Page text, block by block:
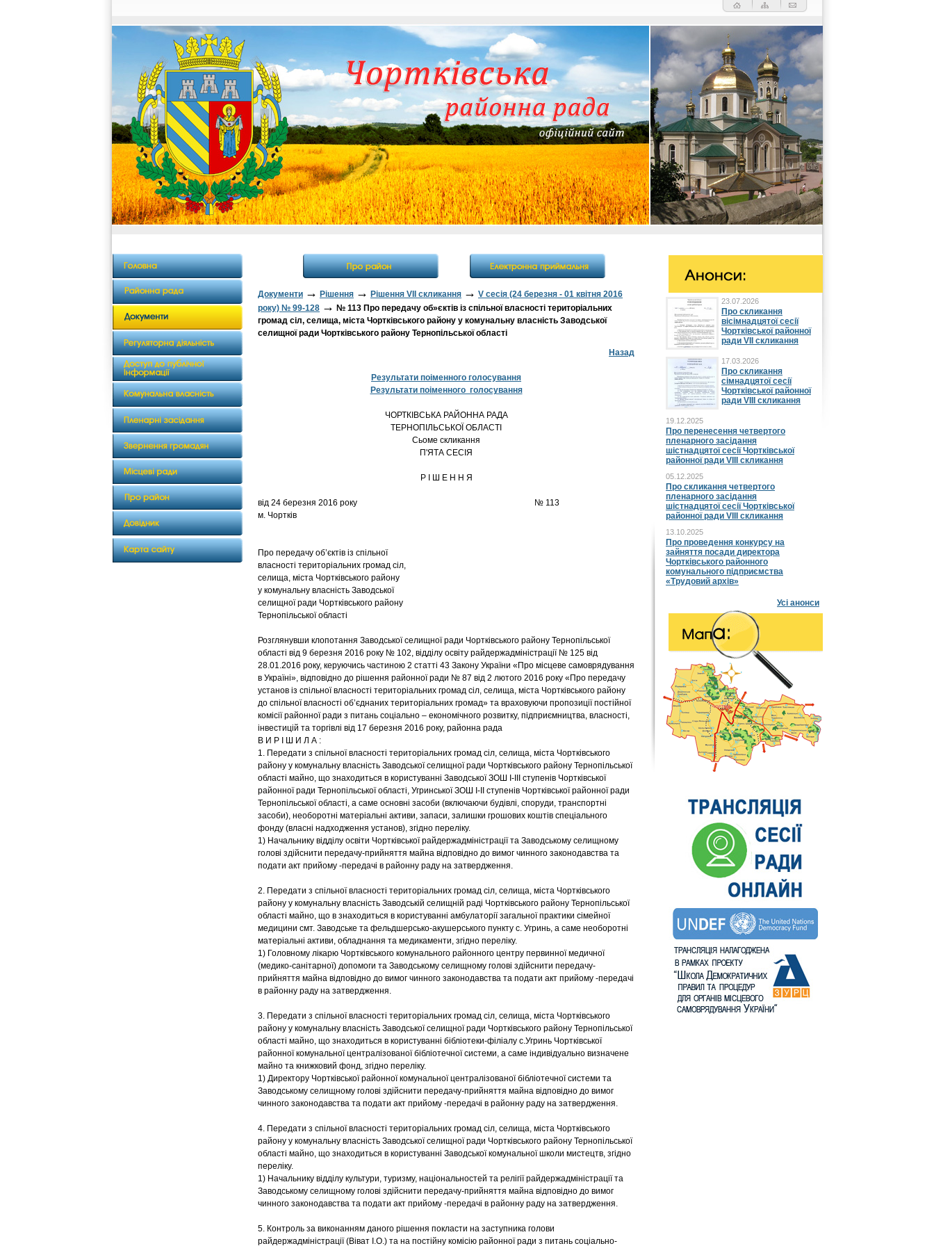
Документи → Рішення → Рішення VII скликання → V сесія (24 березня - 01 квітня 2016
року) № 99-128 → № 113 Про передачу об»єктів із спільної власності територіальних
громад сіл, селища, міста Чортківського району у комунальну власність Заводської
селищної ради Чортківського району Тернопільської області
Назад
Результати поіменного голосування
Результати поіменного голосування
ЧОРТКІВСЬКА РАЙОННА РАДА
ТЕРНОПІЛЬСЬКОЇ ОБЛАСТІ
Сьоме скликання
П'ЯТА СЕСІЯ
Р І Ш Е Н Н Я
від 24 березня 2016 року № 113
м. Чортків
Про передачу об’єктів із спільної
власності територіальних громад сіл,
селища, міста Чортківського району
у комунальну власність Заводської
селищної ради Чортківського району
Тернопільської області
Розглянувши клопотання Заводської селищної ради Чортківського району Тернопільської
області від 9 березня 2016 року № 102, відділу освіту райдержадміністрації № 125 від
28.01.2016 року, керуючись частиною 2 статті 43 Закону України «Про місцеве самоврядування
в Україні», відповідно до рішення районної ради № 87 від 2 лютого 2016 року «Про передачу
установ із спільної власності територіальних громад сіл, селища, міста Чортківського району
до спільної власності об’єднаних територіальних громад» та враховуючи пропозиції постійної
комісії районної ради з питань соціально – економічного розвитку, підприємництва, власності,
інвестицій та торгівлі від 17 березня 2016 року, районна рада
В И Р І Ш И Л А :
1. Передати з спільної власності територіальних громад сіл, селища, міста Чортківського
району у комунальну власність Заводської селищної ради Чортківського району Тернопільської
області майно, що знаходиться в користуванні Заводської ЗОШ I-III ступенів Чортківської
районної ради Тернопільської області, Угринської ЗОШ I-II ступенів Чортківської районної ради
Тернопільської області, а саме основні засоби (включаючи будівлі, споруди, транспортні
засоби), необоротні матеріальні активи, запаси, залишки грошових коштів спеціального
фонду (власні надходження установ), згідно переліку.
1) Начальнику відділу освіти Чортківської райдержадміністрації та Заводському селищному
голові здійснити передачу-прийняття майна відповідно до вимог чинного законодавства та
подати акт прийому -передачі в районну раду на затвердження.
2. Передати з спільної власності територіальних громад сіл, селища, міста Чортківського
району у комунальну власність Заводській селищній раді Чортківського району Тернопільської
області майно, що в знаходиться в користуванні амбулаторії загальної практики сімейної
медицини смт. Заводське та фельдшерсько-акушерського пункту с. Угринь, а саме необоротні
матеріальні активи, обладнання та медикаменти, згідно переліку.
1) Головному лікарю Чортківського комунального районного центру первинної медичної
(медико-санітарної) допомоги та Заводському селищному голові здійснити передачу-
прийняття майна відповідно до вимог чинного законодавства та подати акт прийому -передачі
в районну раду на затвердження.
3. Передати з спільної власності територіальних громад сіл, селища, міста Чортківського
району у комунальну власність Заводської селищної ради Чортківського району Тернопільської
області майно, що знаходиться в користуванні бібліотеки-філіалу с.Угринь Чортківської
районної комунальної централізованої бібліотечної системи, а саме індивідуально визначене
майно та книжковий фонд, згідно переліку.
1) Директору Чортківської районної комунальної централізованої бібліотечної системи та
Заводському селищному голові здійснити передачу-прийняття майна відповідно до вимог
чинного законодавства та подати акт прийому -передачі в районну раду на затвердження.
4. Передати з спільної власності територіальних громад сіл, селища, міста Чортківського
району у комунальну власність Заводської селищної ради Чортківського району Тернопільської
області майно, що знаходиться в користуванні Заводської комунальної школи мистецтв, згідно
переліку.
1) Начальнику відділу культури, туризму, національностей та релігії райдержадміністрації та
Заводському селищному голові здійснити передачу-прийняття майна відповідно до вимог
чинного законодавства та подати акт прийому -передачі в районну раду на затвердження.
5. Контроль за виконанням даного рішення покласти на заступника голови
райдержадміністрації (Віват І.О.) та на постійну комісію районної ради з питань соціально-
23.07.2026
Про скликання
вісімнадцятої сесії
Чортківської районної
ради VII скликання
17.03.2026
Про скликання
сімнадцятої сесії
Чортківської районної
ради VIII скликання
19.12.2025
Про перенесення четвертого
пленарного засідання
шістнадцятої сесії Чортківської
районної ради VIII скликання
05.12.2025
Про скликання четвертого
пленарного засідання
шістнадцятої сесії Чортківської
районної ради VIII скликання
13.10.2025
Про проведення конкурсу на
зайняття посади директора
Чортківського районного
комунального підприємства
«Трудовий архів»
Усі анонси